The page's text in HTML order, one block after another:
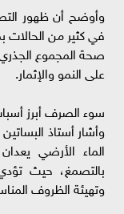
وأوضح أن ظهور
في كثير من الحالات
صحة المجموع
على النمو والإثمار.
سوء الصرف أبرز
وأشار أستاذ
الماء الأرضي
بالتصمغ، حيث
وتهيئة الظروف